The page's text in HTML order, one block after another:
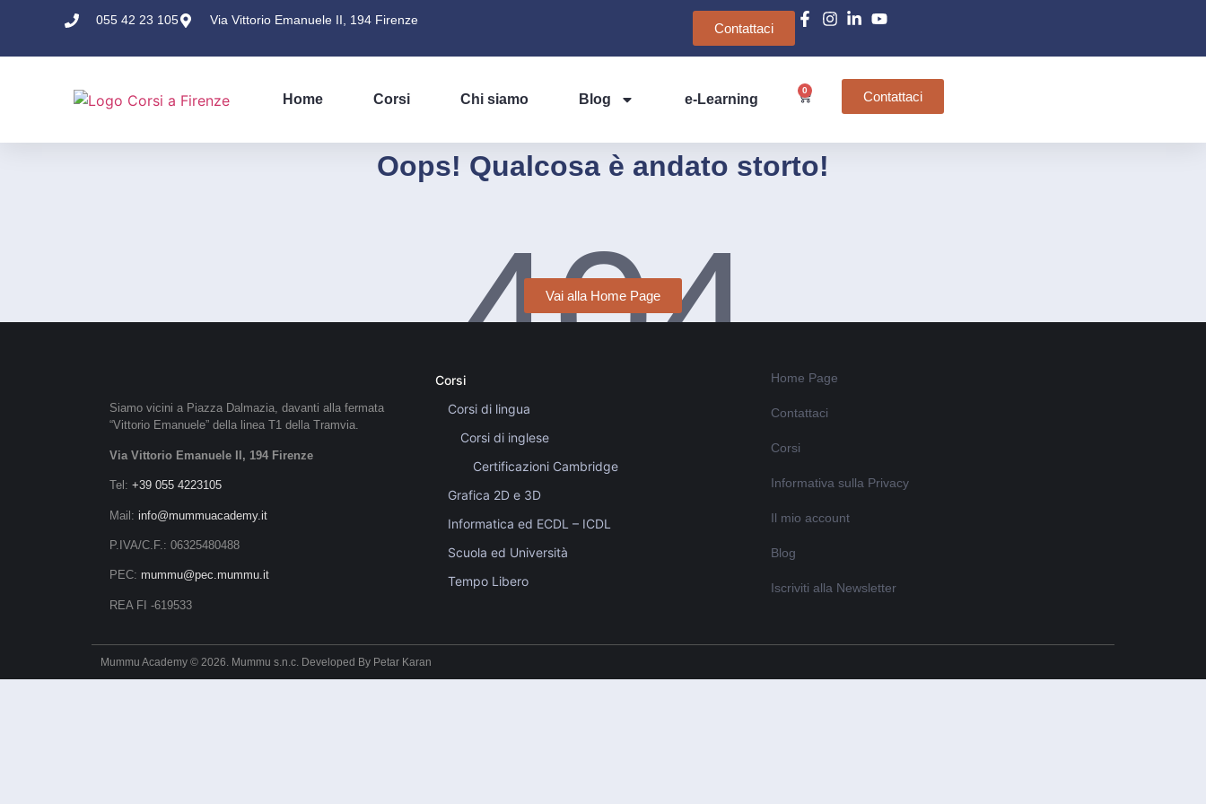
055 42 23 105 Via Vittorio Emanuele II, 194 Firenze
Contattaci
Home Corsi Chi siamo Blog e-Learning
0 Contattaci
Oops! Qualcosa è andato storto!
404
Vai alla Home Page
Siamo vicini a Piazza Dalmazia, davanti alla fermata
“Vittorio Emanuele” della linea T1 della Tramvia.
Via Vittorio Emanuele II, 194 Firenze
Tel: +39 055 4223105
Mail: info@mummuacademy.it
P.IVA/C.F.: 06325480488
PEC: mummu@pec.mummu.it
REA FI -619533
Corsi
Corsi di lingua
Corsi di inglese
Certificazioni Cambridge
Grafica 2D e 3D
Informatica ed ECDL – ICDL
Scuola ed Università
Tempo Libero
Home Page
Contattaci
Corsi
Informativa sulla Privacy
Il mio account
Blog
Iscriviti alla Newsletter
Mummu Academy © 2026. Mummu s.n.c. Developed By Petar Karan